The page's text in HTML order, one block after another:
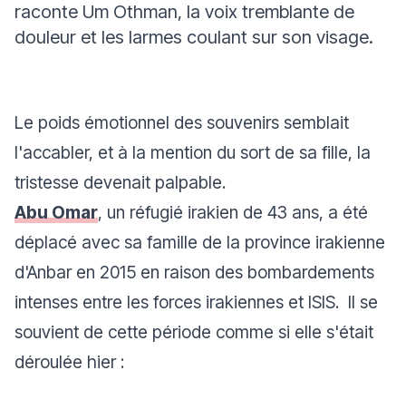
raconte Um Othman, la voix tremblante de
douleur et les larmes coulant sur son visage.
Le poids émotionnel des souvenirs semblait
l'accabler, et à la mention du sort de sa fille, la
tristesse devenait palpable.
Abu Omar, un réfugié irakien de 43 ans, a été
déplacé avec sa famille de la province irakienne
d'Anbar en 2015 en raison des bombardements
intenses entre les forces irakiennes et ISIS. Il se
souvient de cette période comme si elle s'était
déroulée hier :